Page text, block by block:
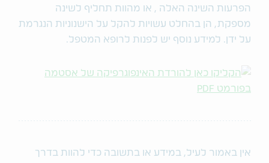
הפרעות השינה האלה , או מהוות תחליף לשינה
מספקת, הן בהחלט עשויות להקל על הישנוניות הנגרמת
על ידן. למידע נוסף יש לפנות לרופא המטפל.
אין באמור לעיל, במידע או בתשובה כדי להוות בדרך